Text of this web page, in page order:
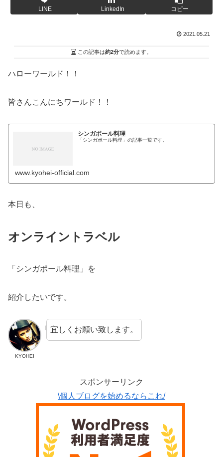
LINE LinkedIn コピー
2021.05.21
この記事は約2分で読めます。
ハローワールド！！
皆さんこんにちワールド！！
シンガポール料理
「シンガポール料理」の記事一覧です。
www.kyohei-official.com
本日も、
オンライントラベル
「シンガポール料理」を
紹介したいです。
KYOHEI
宜しくお願い致します。
スポンサーリンク
\個人ブログを始めるならこれ/